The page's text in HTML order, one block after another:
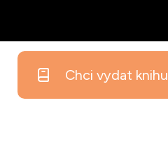
Chci vydat knihu